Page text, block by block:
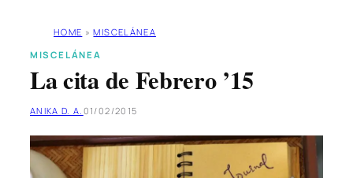
HOME » MISCELÁNEA
MISCELÁNEA
La cita de Febrero ’15
ANIKA D. A. 01/02/2015